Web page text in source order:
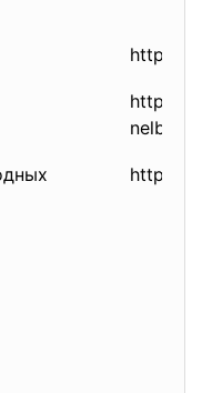
http://
http://
nelbib/
http://